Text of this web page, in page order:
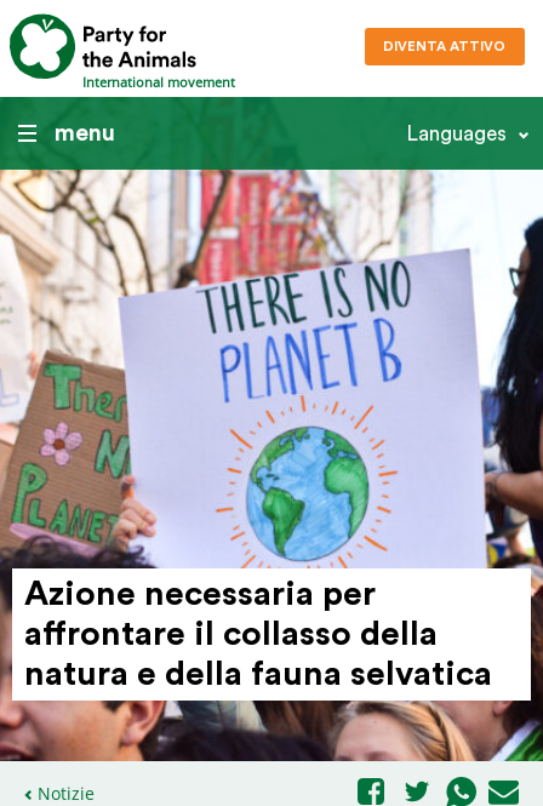
International movement
DIVENTA ATTIVO
menu Languages
Azione neces­saria per
affrontare il collasso della
natura e della fauna selvatica
Notizie